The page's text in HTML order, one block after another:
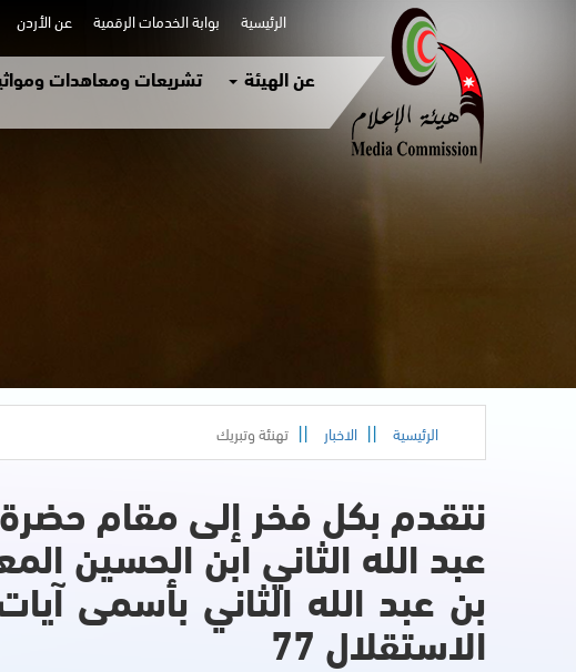
الرئيسية بوابة الخدمات الرقمية عن الأردن
عن الهيئة تشريعات ومعاهدات
الرئيسية الاخبار تهنئة وتبريك
نتقدم بكل فخر إلى مقام
عبد الله الثاني ابن الحسين
بن عبد الله الثاني بأسمى
الاستقلال 77